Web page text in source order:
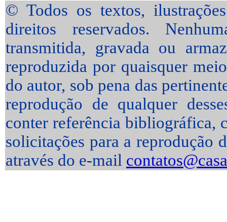
© Todos os textos,
direitos reservados.
transmitida, gravada ou
reproduzida por quaisquer
do autor, sob pena das
reprodução de qualquer
conter referência bibliográfica,
solicitações para a reprodução
através do e-mail